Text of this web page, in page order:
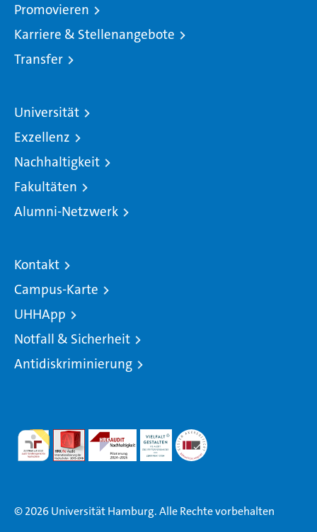
Promovieren
Karriere & Stellenangebote
Transfer
Universität
Exzellenz
Nachhaltigkeit
Fakultäten
Alumni-Netzwerk
Kontakt
Campus-Karte
UHHApp
Notfall & Sicherheit
Antidiskriminierung
© 2026 Universität Hamburg. Alle Rechte vorbehalten